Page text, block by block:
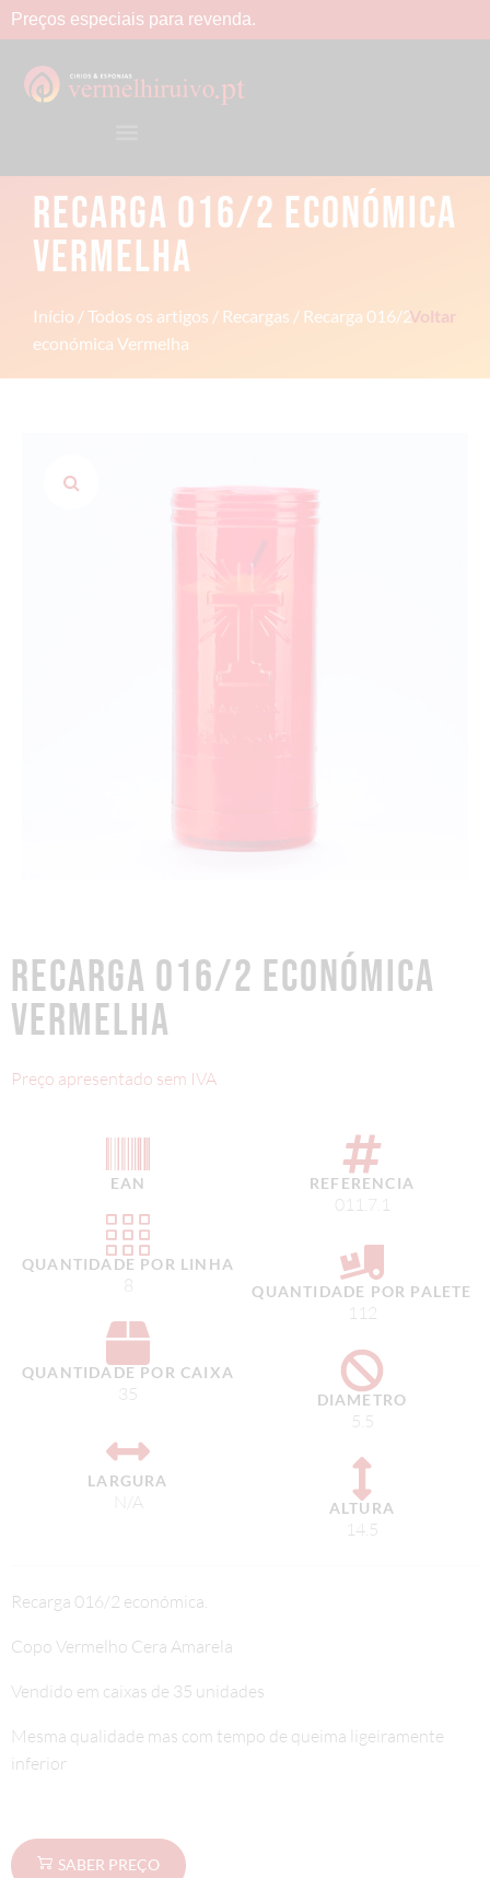
Preços especiais para revenda.
RECARGA 016/2 ECONÓMICA
VERMELHA
Início /Todos os artigos / Recargas / Recarga 016/2
económica Vermelha
Voltar
RECARGA 016/2 ECONÓMICA
VERMELHA
Preço apresentado sem IVA
EAN
QUANTIDADE POR LINHA
8
QUANTIDADE POR CAIXA
35
LARGURA
N/A
REFERENCIA
011.7.1
QUANTIDADE POR PALETE
112
DIAMETRO
5.5
ALTURA
14.5
Recarga 016/2 económica.
Copo Vermelho Cera Amarela
Vendido em caixas de 35 unidades
Mesma qualidade mas com tempo de queima ligeiramente
inferior
SABER PREÇO